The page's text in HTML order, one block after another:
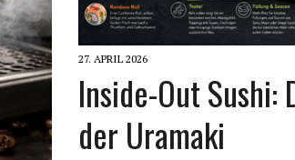
27. APRIL 2026
Inside-Out Sushi:
der Uramaki